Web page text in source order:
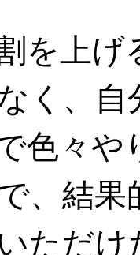
を上げ
く、自
色々
、結果
ただ